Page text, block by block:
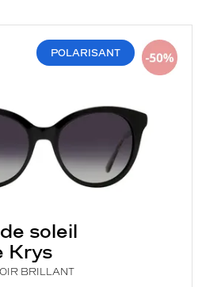
POLARISANT
soleil
Krys
BRILLANT